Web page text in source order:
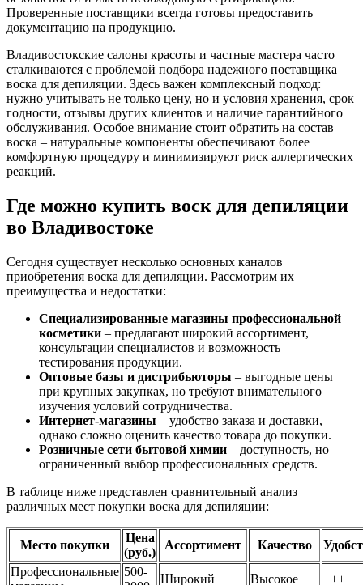
Проверенные поставщики всегда готовы предоставить
документацию на продукцию.
Владивостокские салоны красоты и частные мастера часто
сталкиваются с проблемой подбора надежного поставщика
воска для депиляции. Здесь важен комплексный подход:
нужно учитывать не только цену, но и условия хранения, срок
годности, отзывы других клиентов и наличие гарантийного
обслуживания. Особое внимание стоит обратить на состав
воска – натуральные компоненты обеспечивают более
комфортную процедуру и минимизируют риск аллергических
реакций.
Где можно купить воск для депиляции
во Владивостоке
Сегодня существует несколько основных каналов
приобретения воска для депиляции. Рассмотрим их
преимущества и недостатки:
Специализированные магазины профессиональной
косметики – предлагают широкий ассортимент,
консультации специалистов и возможность
тестирования продукции.
Оптовые базы и дистрибьюторы – выгодные цены
при крупных закупках, но требуют внимательного
изучения условий сотрудничества.
Интернет-магазины – удобство заказа и доставки,
однако сложно оценить качество товара до покупки.
Розничные сети бытовой химии – доступность, но
ограниченный выбор профессиональных средств.
В таблице ниже представлен сравнительный анализ
различных мест покупки воска для депиляции:
Место покупки
Цена
(руб.)
Ассортимент Качество
Профессиональные 500-
Широкий Высокое +++